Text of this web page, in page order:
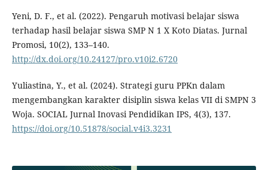
Yeni, D. F., et al. (2022). Pengaruh motivasi belajar siswa
terhadap hasil belajar siswa SMP N 1 X Koto Diatas. Jurnal
Promosi, 10(2), 133–140.
http://dx.doi.org/10.24127/pro.v10i2.6720
Yuliastina, Y., et al. (2024). Strategi guru PPKn dalam
mengembangkan karakter disiplin siswa kelas VII di SMPN 3
Woja. SOCIAL Jurnal Inovasi Pendidikan IPS, 4(3), 137.
https://doi.org/10.51878/social.v4i3.3231